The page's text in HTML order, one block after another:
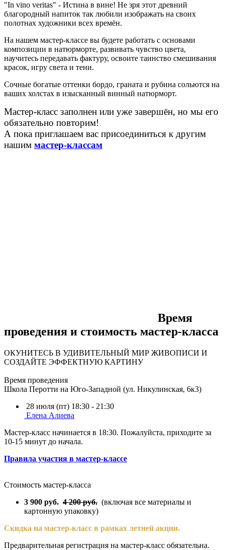
"In vino veritas" - Истина в вине! Не зря этот древний
благородный напиток так любили изображать на своих
полотнах художники всех времён.
На нашем мастер-классе вы будете работать с основами
композиции в натюрморте, развивать чувство цвета,
научитесь передавать фактуру, освоите таинство смешивания
красок, игру света и тени.
Сочные богатые оттенки бордо, граната и рубина сольются на
ваших холстах в изысканный винный натюрморт.
Мастер-класс заполнен или уже завершён, но мы его
обязательно повторим!
А пока приглашаем вас присоединиться к другим
нашим мастер-классам
Время
проведения и стоимость мастер-класса
ОКУНИТЕСЬ В УДИВИТЕЛЬНЫЙ МИР ЖИВОПИСИ И
СОЗДАЙТЕ ЭФФЕКТНУЮ КАРТИНУ
Время проведения
Школа Перотти на Юго-Западной (ул. Никулинская, 6к3)
28 июля (пт) 18:30 - 21:30
Елена Алиева
Мастер-класс начинается в 18:30. Пожалуйста, приходите за
10-15 минут до начала.
Правила участия в мастер-классе
Стоимость мастер-класса
3 900 руб. 4 200 руб. (включая все материалы и
картонную упаковку)
Скидка на мастер-класс в рамках летней акции.
Предварительная регистрация на мастер-класс обязательна.